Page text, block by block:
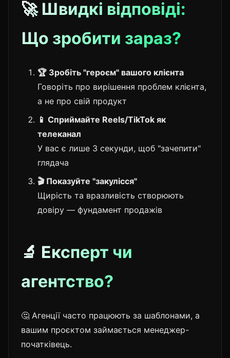
🚀 Швидкі відповіді:
Що зробити зараз?
🏆 Зробіть "героєм" вашого клієнта
Говоріть про вирішення проблем клієнта,
а не про свій продукт
📱 Сприймайте Reels/TikTok як
телеканал
У вас є лише 3 секунди, щоб "зачепити"
глядача
🎬 Показуйте "закулісся"
Щирість та вразливість створюють
довіру — фундамент продажів
🔬 Експерт чи
агентство?
🤔 Агенції часто працюють за шаблонами, а
вашим проєктом займається менеджер-
початківець.